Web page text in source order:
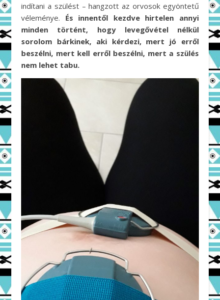
indítani a szülést – hangzott az orvosok egyöntetű
véleménye. És innentől kezdve hirtelen annyi
minden történt, hogy levegővétel nélkül
sorolom bárkinek, aki kérdezi, mert jó erről
beszélni, mert kell erről beszélni, mert a szülés
nem lehet tabu.